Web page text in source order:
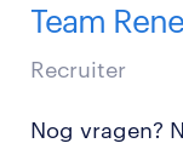
Team
Recruiter
Nog vragen?